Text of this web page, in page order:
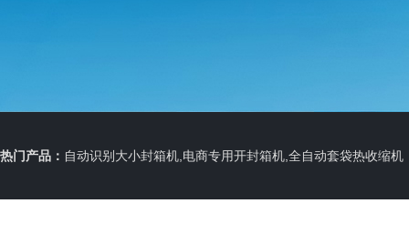
热门产品： 自动识别大小封箱机,电商专用开封箱机,全自动套袋热收缩机